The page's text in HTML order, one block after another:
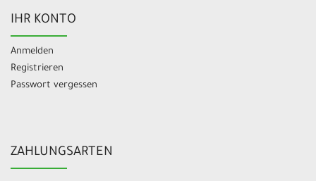
IHR KONTO
Anmelden
Registrieren
Passwort vergessen
ZAHLUNGSARTEN